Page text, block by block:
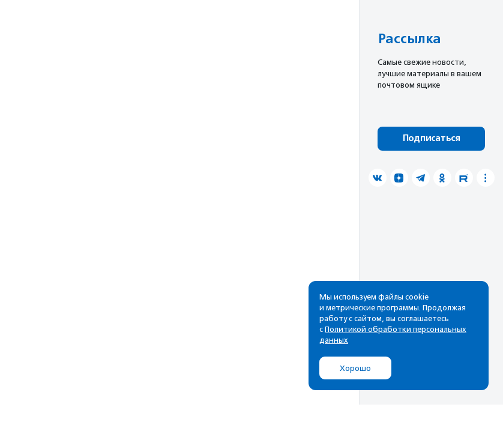
Рассылка
Cамые свежие новости,
лучшие материалы в вашем
почтовом ящике
Подписаться
Мы используем файлы cookie
и метрические программы. Продолжая
работу с сайтом, вы соглашаетесь
с Политикой обработки персональных
данных
Хорошо